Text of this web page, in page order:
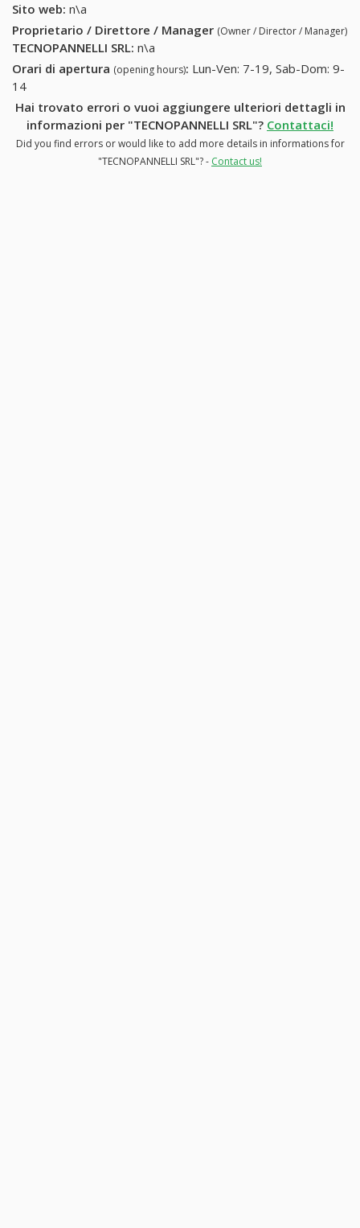
Sito web: n\a
Proprietario / Direttore / Manager (Owner / Director / Manager)
TECNOPANNELLI SRL: n\a
Orari di apertura (opening hours): Lun-Ven: 7-19, Sab-Dom: 9-
14
Hai trovato errori o vuoi aggiungere ulteriori dettagli in
informazioni per "TECNOPANNELLI SRL"? Contattaci!
Did you find errors or would like to add more details in informations for
"TECNOPANNELLI SRL"? - Contact us!